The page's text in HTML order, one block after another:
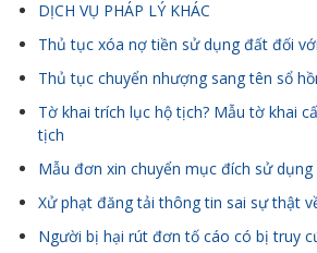
DỊCH VỤ PHÁP LÝ KHÁC
Thủ tục xóa nợ tiền sử dụng đất đối
Thủ tục chuyển nhượng sang tên sổ
Tờ khai trích lục hộ tịch? Mẫu tờ khai
tịch
Mẫu đơn xin chuyển mục đích sử
Xử phạt đăng tải thông tin sai sự thật
Người bị hại rút đơn tố cáo có bị truy